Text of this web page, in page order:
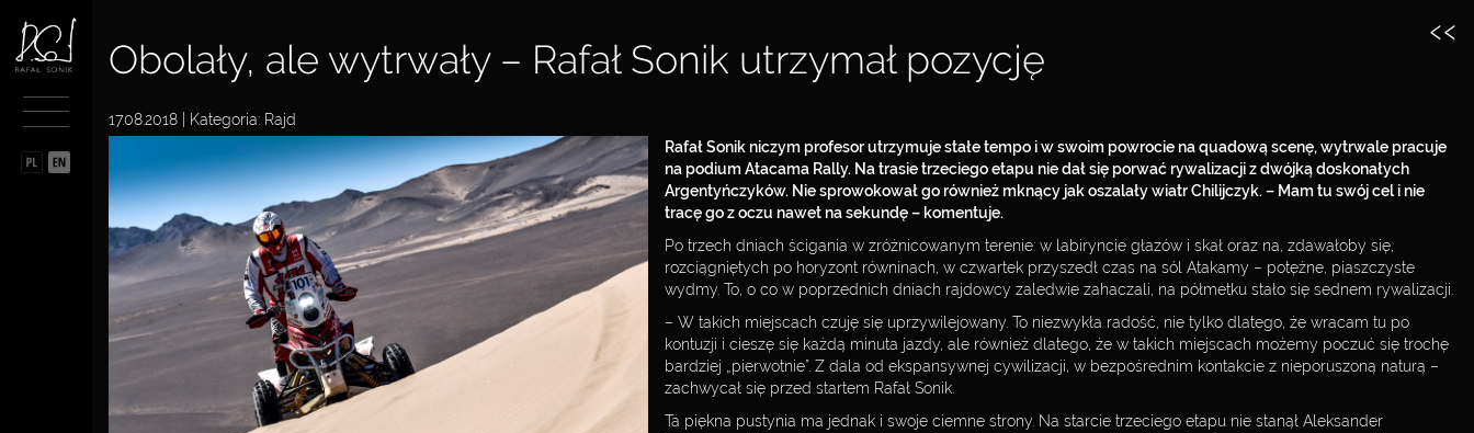
BIOGRAFIA
PRZĘDSIĘBIORCA
FILANTROP
MULTIMEDIA
PARTNERZY
Obolały, ale wytrwały – Rafał Sonik utrzymał pozycję
‹‹
17.08.2018 | Kategoria: Rajd
Rafał Sonik niczym profesor utrzymuje stałe tempo i w swoim powrocie na quadową scenę, wytrwale pracuje
na podium Atacama Rally. Na trasie trzeciego etapu nie dał się porwać rywalizacji z dwójką doskonałych
Argentyńczyków. Nie sprowokował go również mknący jak oszalały wiatr Chilijczyk. – Mam tu swój cel i nie
tracę go z oczu nawet na sekundę – komentuje.
Po trzech dniach ścigania w zróżnicowanym terenie: w labiryncie głazów i skał oraz na, zdawałoby się,
rozciągniętych po horyzont równinach, w czwartek przyszedł czas na sól Atakamy – potężne, piaszczyste
wydmy. To, o co w poprzednich dniach rajdowcy zaledwie zahaczali, na półmetku stało się sednem rywalizacji.
– W takich miejscach czuję się uprzywilejowany. To niezwykła radość, nie tylko dlatego, że wracam tu po
kontuzji i cieszę się każdą minuta jazdy, ale również dlatego, że w takich miejscach możemy poczuć się trochę
bardziej „pierwotnie”. Z dala od ekspansywnej cywilizacji, w bezpośrednim kontakcie z nieporuszoną naturą –
zachwycał się przed startem Rafał Sonik.
Ta piękna pustynia ma jednak i swoje ciemne strony. Na starcie trzeciego etapu nie stanął Aleksander